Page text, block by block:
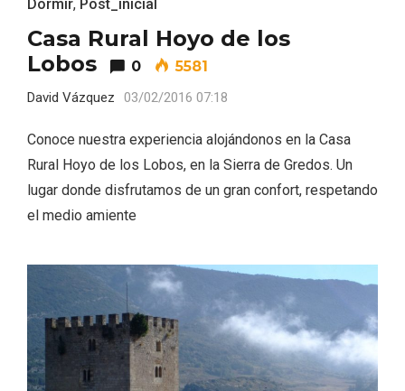
Dormir, Post_inicial
Casa Rural Hoyo de los
Lobos
0 5581
David Vázquez 03/02/2016 07:18
Conoce nuestra experiencia alojándonos en la Casa
Rural Hoyo de los Lobos, en la Sierra de Gredos. Un
lugar donde disfrutamos de un gran confort, respetando
el medio amiente
IV Edición del Festival de Narración Oral,